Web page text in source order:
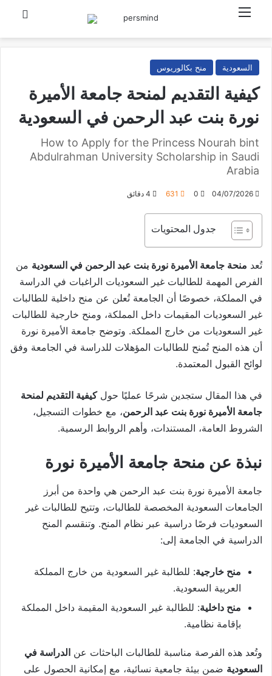
السعودية منح بكالوريوس
كيفية التقديم لمنحة جامعة الأميرة
نورة بنت عبد الرحمن في السعودية
How to Apply for the Princess Nourah bint
Abdulrahman University Scholarship in Saudi
Arabia
04/07/2026
0
631
جدول المحتويات
تُعد منحة جامعة الأميرة نورة بنت عبد الرحمن في السعودية من
الفرص المهمة للطالبات غير السعوديات الراغبات في الدراسة
في المملكة، خصوصًا أن الجامعة تُعلن عن منح داخلية للطالبات
غير السعوديات المقيمات داخل المملكة، ومنح خارجية للطالبات
غير السعوديات من خارج المملكة. وتوضح جامعة الأميرة نورة
أن هذه المنح تُمنح للطالبات المؤهلات للدراسة في الجامعة وفق
لوائح القبول المعتمدة.
في هذا المقال ستجدين شرحًا عمليًا حولكيفية التقديم لمنحة
جامعة الأميرة نورة بنت عبد الرحمن، مع خطوات التسجيل،
الشروط العامة، المستندات، وأهم الروابط الرسمية.
نبذة عن منحة جامعة الأميرة نورة
جامعة الأميرة نورة بنت عبد الرحمن هي واحدة من أبرز
الجامعات السعودية المخصصة للطالبات، وتتيح للطالبات غير
السعوديات فرصًا دراسية عبر نظام المنح. وتنقسم المنح
الدراسية في الجامعة إلى:
منح خارجية: للطالبة غير السعودية من خارج المملكة
العربية السعودية.
منح داخلية: للطالبة غير السعودية المقيمة داخل المملكة
بإقامة نظامية.
وتُعد هذه الفرصة مناسبة للطالبات الباحثات عن الدراسة في
السعودية ضمن بيئة جامعية نسائية، مع إمكانية الحصول على